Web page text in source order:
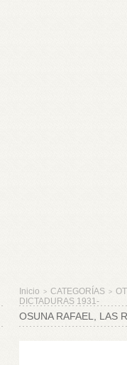
Inicio > CATEGORÍAS >
DICTADURAS 1931-
OSUNA RAFAEL, LAS